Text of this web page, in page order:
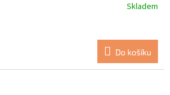
Skladem
Do košíku